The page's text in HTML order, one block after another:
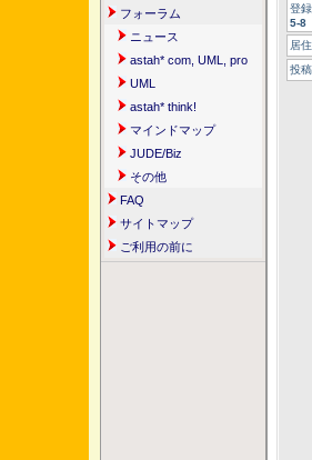
フォーラム
ニュース
astah* com, UML, pro
UML
astah* think!
マインドマップ
JUDE/Biz
その他
FAQ
サイトマップ
ご利用の前に
登
5-8
居
投